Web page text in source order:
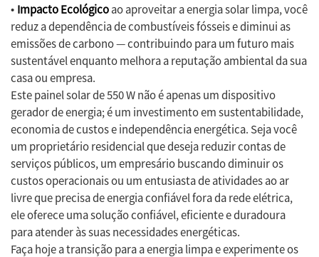
• Impacto Ecológicoao aproveitar a energia solar limpa, você
reduz a dependência de combustíveis fósseis e diminui as
emissões de carbono — contribuindo para um futuro mais
sustentável enquanto melhora a reputação ambiental da sua
casa ou empresa.
Este painel solar de 550 W não é apenas um dispositivo
gerador de energia; é um investimento em sustentabilidade,
economia de custos e independência energética. Seja você
um proprietário residencial que deseja reduzir contas de
serviços públicos, um empresário buscando diminuir os
custos operacionais ou um entusiasta de atividades ao ar
livre que precisa de energia confiável fora da rede elétrica,
ele oferece uma solução confiável, eficiente e duradoura
para atender às suas necessidades energéticas.
Faça hoje a transição para a energia limpa e experimente os